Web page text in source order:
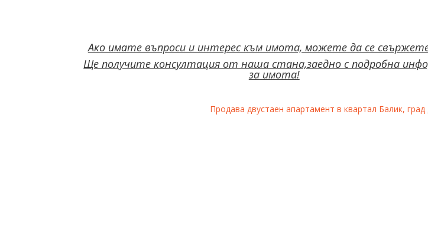
Ако имате въпроси и интерес към имота, можете да се
Ще получите консултация от наша стана,заедно с подробна
за имота!
Продава двустаен апартамент в квартал Балик,